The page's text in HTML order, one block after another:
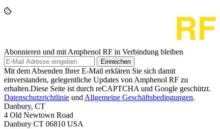
Abonnieren und mit Amphenol RF in Verbindung bleiben
Einreichen
Mit dem Absenden Ihrer E-Mail erklären Sie sich damit
einverstanden, gelegentliche Updates von Amphenol RF zu
erhalten.Diese Seite ist durch reCAPTCHA und Google geschützt.
Datenschutzrichtlinie und Allgemeine Geschäftsbedingungen.
Danbury, CT
4 Old Newtown Road
Danbury CT 06810 USA